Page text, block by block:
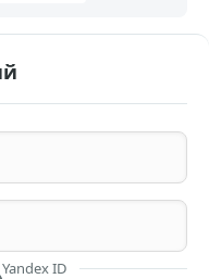
ID